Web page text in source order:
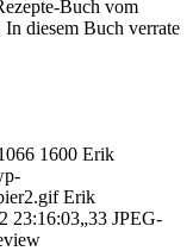
Buch vom
In diesem Buch verrate
1600 Erik
Erik
23:16:03„33 JPEG-